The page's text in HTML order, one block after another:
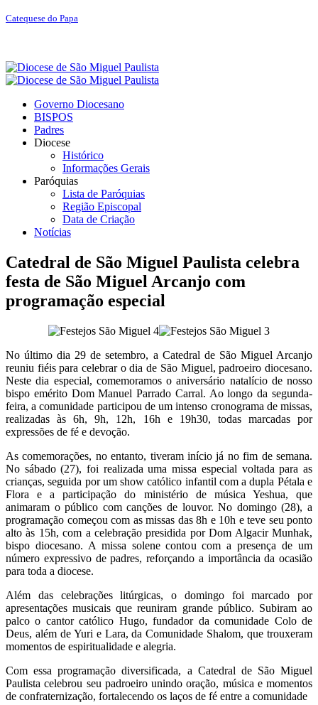
Catequese do Papa
Governo Diocesano
BISPOS
Padres
Diocese
Histórico
Informações Gerais
Paróquias
Lista de Paróquias
Região Episcopal
Data de Criação
Notícias
Catedral de São Miguel Paulista celebra
festa de São Miguel Arcanjo com
programação especial
No último dia 29 de setembro, a Catedral de São Miguel Arcanjo
reuniu fiéis para celebrar o dia de São Miguel, padroeiro diocesano.
Neste dia especial, comemoramos o aniversário natalício de nosso
bispo emérito Dom Manuel Parrado Carral. Ao longo da segunda-
feira, a comunidade participou de um intenso cronograma de missas,
realizadas às 6h, 9h, 12h, 16h e 19h30, todas marcadas por
expressões de fé e devoção.
As comemorações, no entanto, tiveram início já no fim de semana.
No sábado (27), foi realizada uma missa especial voltada para as
crianças, seguida por um show católico infantil com a dupla Pétala e
Flora e a participação do ministério de música Yeshua, que
animaram o público com canções de louvor. No domingo (28), a
programação começou com as missas das 8h e 10h e teve seu ponto
alto às 15h, com a celebração presidida por Dom Algacir Munhak,
bispo diocesano. A missa solene contou com a presença de um
número expressivo de padres, reforçando a importância da ocasião
para toda a diocese.
Além das celebrações litúrgicas, o domingo foi marcado por
apresentações musicais que reuniram grande público. Subiram ao
palco o cantor católico Hugo, fundador da comunidade Colo de
Deus, além de Yuri e Lara, da Comunidade Shalom, que trouxeram
momentos de espiritualidade e alegria.
Com essa programação diversificada, a Catedral de São Miguel
Paulista celebrou seu padroeiro unindo oração, música e momentos
de confraternização, fortalecendo os laços de fé entre a comunidade